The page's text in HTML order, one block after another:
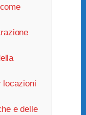
locazioni
e delle